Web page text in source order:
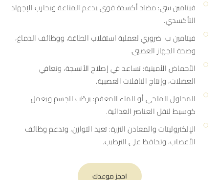
فيتامين سي: مضاد أكسدة قوي يدعم المناعة ويحارب الإجهاد
التأكسدي.
فيتامين ب: ضروري لعملية استقلاب الطاقة، ووظائف الدماغ،
وصحة الجهاز العصبي.
الأحماض الأمينية: تساعد في إصلاح الأنسجة، وتعافي
العضلات، وإنتاج الناقلات العصبية.
المحلول الملحي أو الماء المعقم: يرطّب الجسم ويعمل
كوسيط لنقل العناصر الغذائية.
الإلكتروليتات والمعادن النزرة: تعيد التوازن، وتدعم وظائف
الأعصاب، وتحافظ على الترطيب.
احجز موعدك